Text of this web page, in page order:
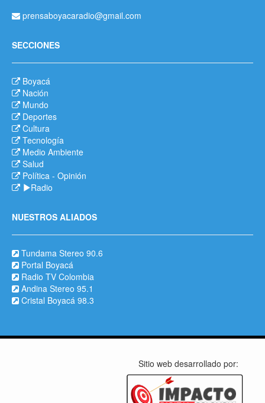
prensaboyacaradio@gmail.com
SECCIONES
Boyacá
Nación
Mundo
Deportes
Cultura
Tecnología
Medio Ambiente
Salud
Política - Opinión
Radio
NUESTROS ALIADOS
Tundama Stereo 90.6
Portal Boyacá
Radio TV Colombia
Andina Stereo 95.1
Cristal Boyacá 98.3
Sitio web desarrollado por: